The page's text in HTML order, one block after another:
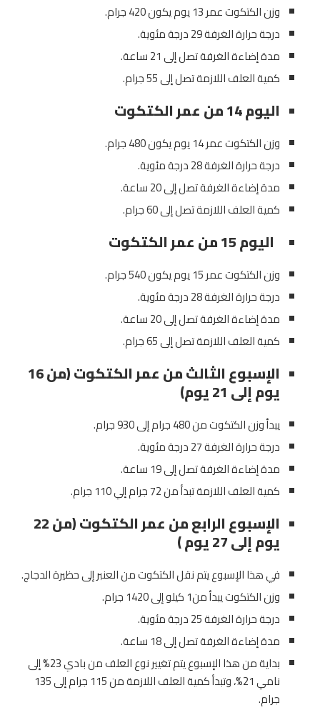
وزن الكتكوت عمر 13 يوم يكون 420 جرام.
درجة حرارة الغرفة 29 درجة مئوية.
مدة إضاءة الغرفة تصل إلى 21 ساعة.
كمية العلف اللازمة تصل إلى 55 جرام.
اليوم 14 من عمر الكتكوت
وزن الكتكوت عمر 14 يوم يكون 480 جرام.
درجة حرارة الغرفة 28 درجة مئوية.
مدة إضاءة الغرفة تصل إلى 20 ساعة.
كمية العلف اللازمة تصل إلى 60 جرام.
اليوم 15 من عمر الكتكوت
وزن الكتكوت عمر 15 يوم يكون 540 جرام.
درجة حرارة الغرفة 28 درجة مئوية.
مدة إضاءة الغرفة تصل إلى 20 ساعة.
كمية العلف اللازمة تصل إلى 65 جرام.
الإسبوع الثالث من عمر الكتكوت (من 16
يوم إلى 21 يوم)
يبدأ وزن الكتكوت من 480 جرام إلى 930 جرام.
درجة حرارة الغرفة 27 درجة مئوية.
مدة إضاءة الغرفة تصل إلى 19 ساعة.
كمية العلف اللازمة تبدأ من 72 جرام إلي 110 جرام.
الإسبوع الرابع من عمر الكتكوت (من 22
يوم إلى 27 يوم )
في هذا الإسبوع يتم نقل الكتكوت من العنبر إلى حظيرة الدجاج.
وزن الكتكوت يبدأ من1 كيلو إلى 1420 جرام.
درجة حرارة الغرفة 25 درجة مئوية.
مدة إضاءة الغرفة تصل إلى 18 ساعة.
بداية من هذا الإسبوع يتم تغيير نوع العلف من بادي 23% إلى
نامي 21%، وتبدأ كمية العلف اللازمة من 115 جرام إلى 135
جرام.